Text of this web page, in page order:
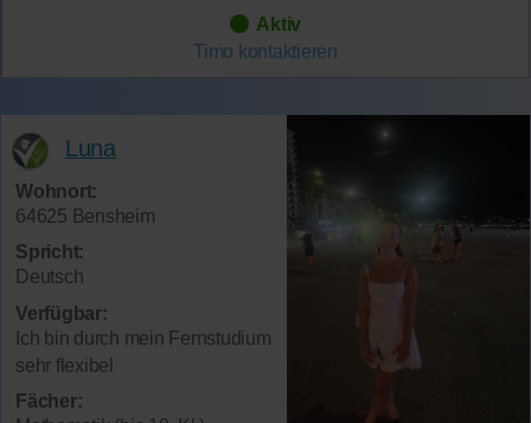
Aktiv
Timo kontaktieren
Luna
Wohnort:
64625 Bensheim
Spricht:
Deutsch
Verfügbar:
Ich bin durch mein Fernstudium
sehr flexibel
Fächer: